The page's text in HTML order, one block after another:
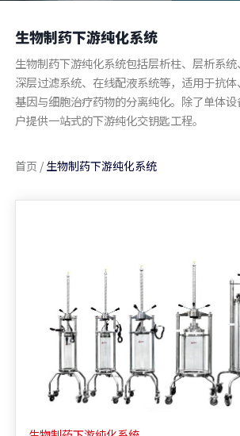
生物制药下游纯化系统
生物制药下游纯化系统包括层析柱、层析系统
深层过滤系统、在线配液系统等，适用于抗体
基因与细胞治疗药物的分离纯化。除了单体
户提供一站式的下游纯化交钥匙工程。
首页 / 生物制药下游纯化系统